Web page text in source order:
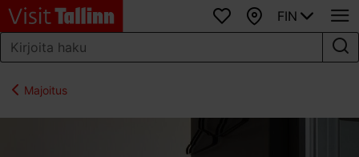
SuosikitKartta
FIN
Majoitus